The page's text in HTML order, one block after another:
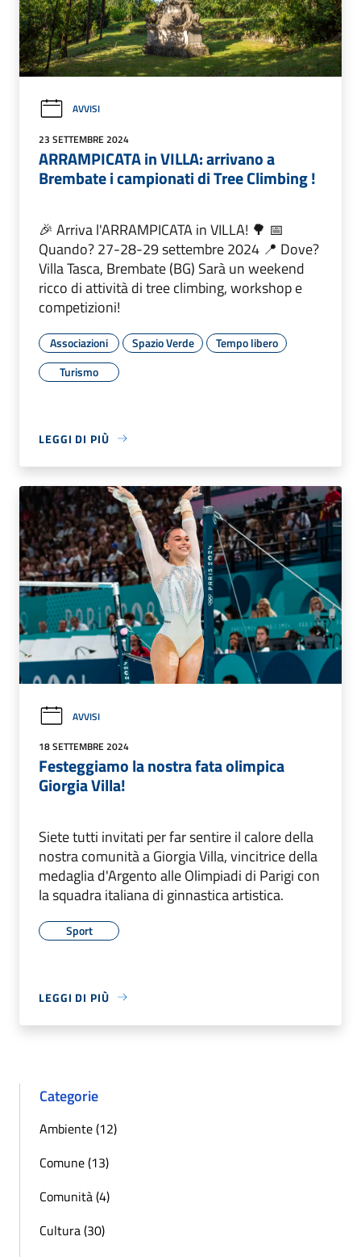
AVVISI
23 SETTEMBRE 2024
ARRAMPICATA in VILLA: arrivano a
Brembate i campionati di Tree Climbing !
🎉 Arriva l'ARRAMPICATA in VILLA! 🌳 📅
Quando? 27-28-29 settembre 2024 📍 Dove?
Villa Tasca, Brembate (BG) Sarà un weekend
ricco di attività di tree climbing, workshop e
competizioni!
Associazioni Spazio Verde
Tempo libero
Turismo
LEGGI DI PIÙ
AVVISI
18 SETTEMBRE 2024
Festeggiamo la nostra fata olimpica
Giorgia Villa!
Siete tutti invitati per far sentire il calore della
nostra comunità a Giorgia Villa, vincitrice della
medaglia d'Argento alle Olimpiadi di Parigi con
la squadra italiana di ginnastica artistica.
Sport
LEGGI DI PIÙ
Categorie
Ambiente (12)
Comune (13)
Comunità (4)
Cultura (30)